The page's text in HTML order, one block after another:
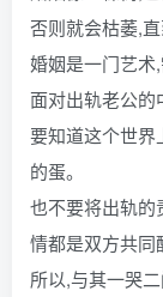
否则就会枯萎,直
婚姻是一门艺术,
面对出轨老公的
要知道这个世界
的蛋。
也不要将出轨的
情都是双方共同
所以,与其一哭